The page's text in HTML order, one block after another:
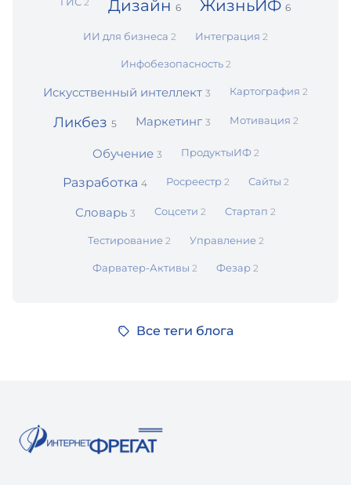
Дизайн 6 ЖизньИФ 6
ИИ для бизнеса 2 Интеграция 2
Инфобезопасность 2
Искусственный интеллект 3 Картография 2
Ликбез 5 Маркетинг 3 Мотивация 2
Обучение 3 ПродуктыИФ 2
Разработка 4 Росреестр 2 Сайты 2
Словарь 3 Соцсети 2 Стартап 2
Тестирование 2 Управление 2
Фарватер-Активы 2 Фезар 2
Все теги блога